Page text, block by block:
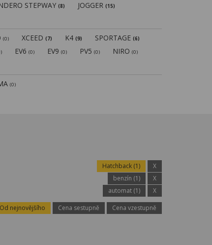
STEPWAY(8) JOGGER(15)
(0) XCEED(7) K4(9) SPORTAGE(6)
EV6(0) EV9(0) PV5(0) NIRO(0)
(0)
Hatchback (1)
X
benzín (1)
X
automat (1)
X
Od nejnovějšího Cena sestupně Cena vzestupně